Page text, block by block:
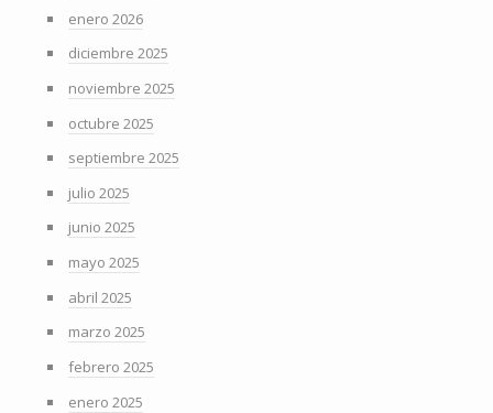
enero 2026
diciembre 2025
noviembre 2025
octubre 2025
septiembre 2025
julio 2025
junio 2025
mayo 2025
abril 2025
marzo 2025
febrero 2025
enero 2025